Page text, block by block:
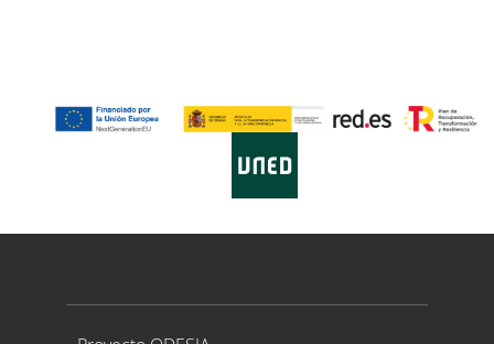
Proyecto ODESIA